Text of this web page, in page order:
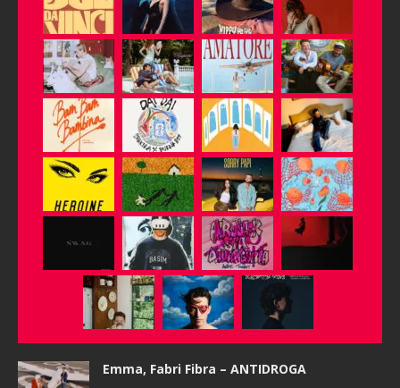
Emma, Fabri Fibra – ANTIDROGA